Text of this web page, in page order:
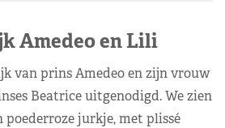
Amedeo en Lili
van prins Amedeo en zijn vrouw
Beatrice uitgenodigd. We zien
poederroze jurkje, met plissé